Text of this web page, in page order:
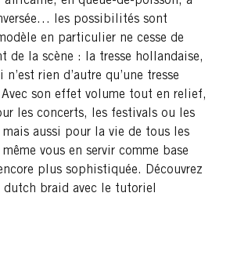
les possibilités sont
en particulier ne cesse de
de la scène : la tresse hollandaise,
rien d’autre qu’une tresse
Avec son effet volume tout en relief,
les concerts, les festivals ou les
mais aussi pour la vie de tous les
vous en servir comme base
plus sophistiquée. Découvrez
braid avec le tutoriel